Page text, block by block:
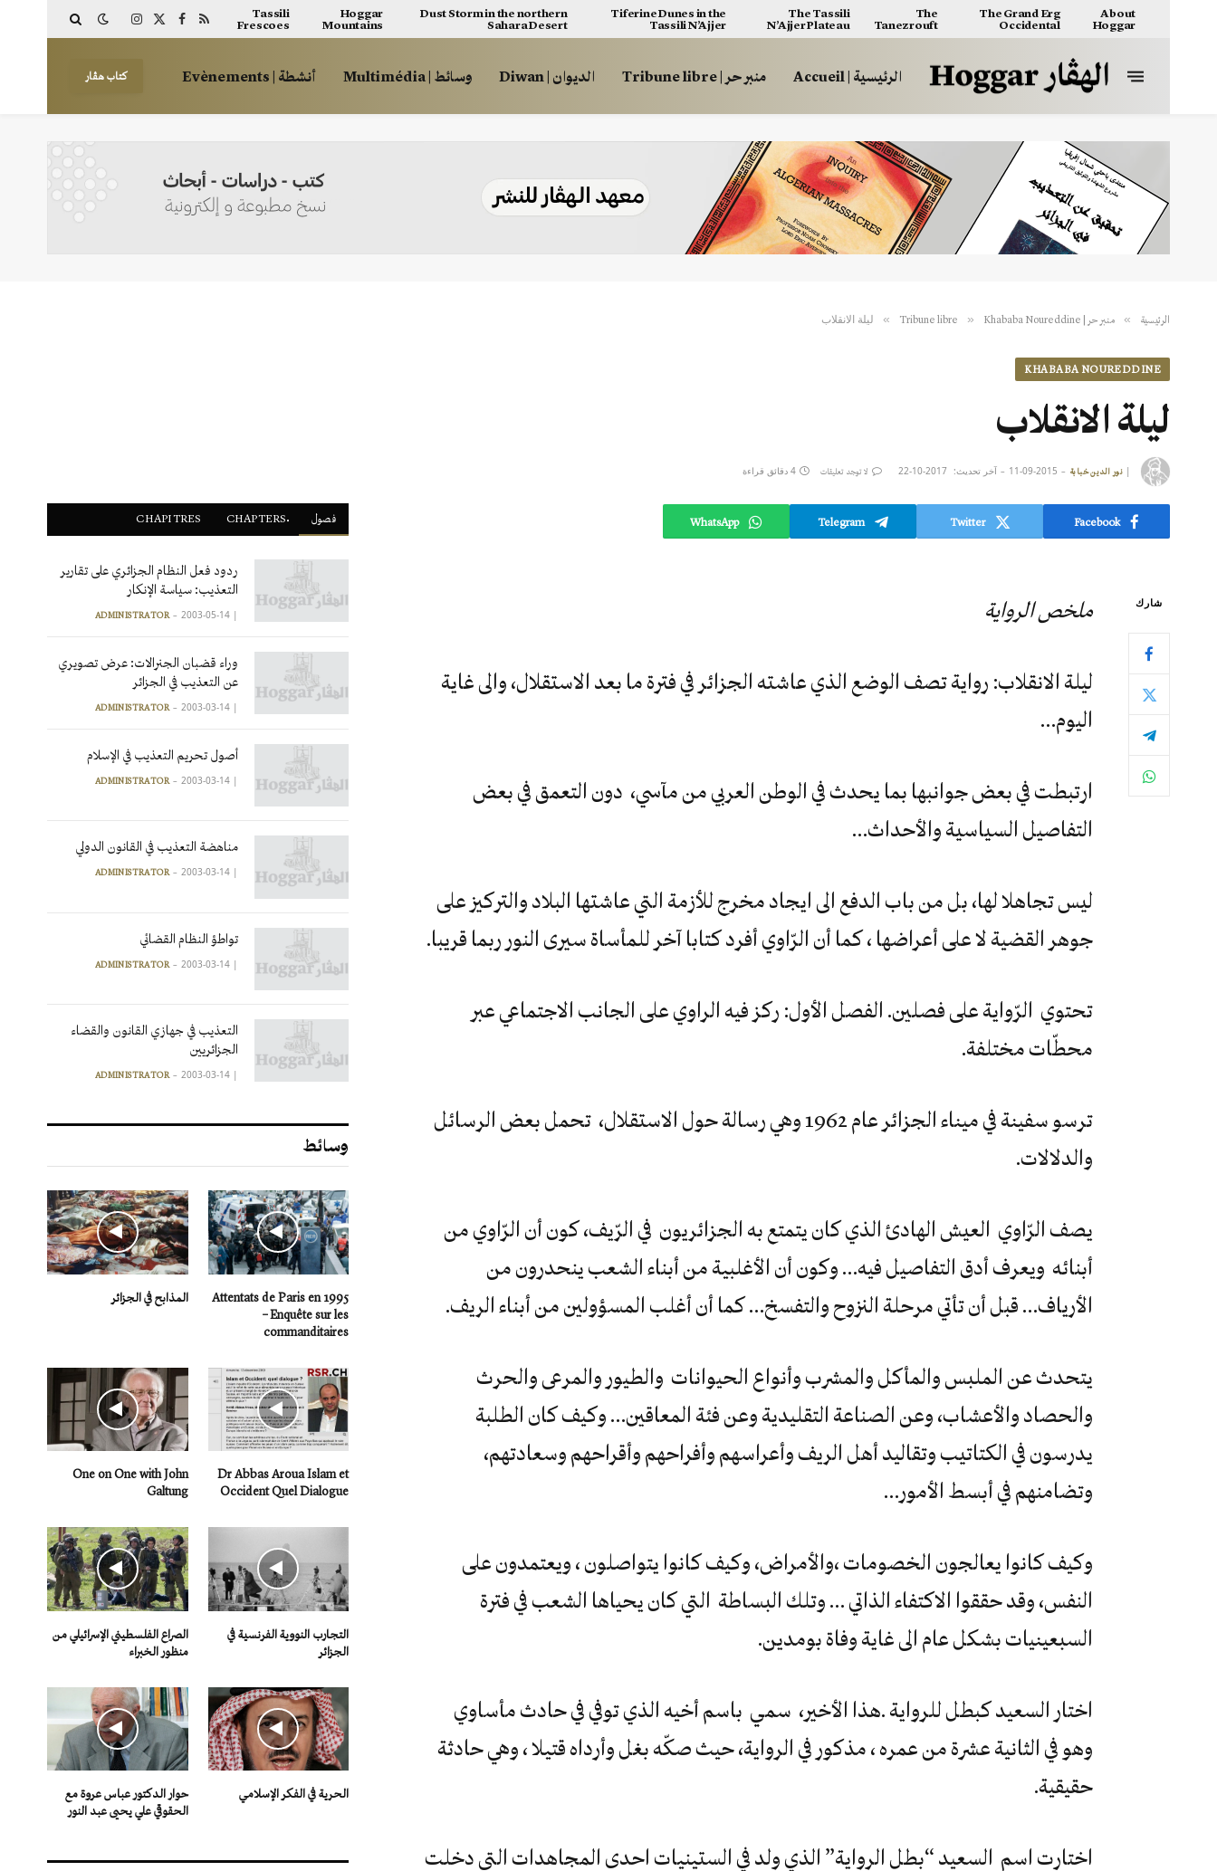
About
Hoggar
The Grand Erg
Occidental
The
Tanezrouft
The Tassili
N’Ajjer Plateau
Tiferine Dunes in the
Tassili N’Ajjer
Dust Storm in the northern
Sahara Desert
Hoggar
Mountains
Tassili
Frescoes
RSS
Facebook
X
Instagram
الرئيسية | Accueil منبر حر | Tribune libre الديوان | Diwan وسائط | Multimédia أنشطة | Evènements كتاب هڤار
الرئيسية » منبر حر | Tribune libre » Khababa Noureddine
» ليلة الانقلاب
KHABABA NOUREDDINE
ليلة الانقلاب
| نور الدين خبابة 2015-09-11 آخر تحديث: 2017-10-22 لا توجد تعليقات 4 دقائق قراءة
Facebook
Twitter
Telegram
WhatsApp
شارك ملخص الرواية
ليلة الانقلاب: رواية تصف الوضع الذي عاشته الجزائر في فترة ما بعد الاستقلال، والى غاية
اليوم…
ارتبطت في بعض جوانبها بما يحدث في الوطن العربي من مآسي، دون التعمق في بعض
التفاصيل السياسية والأحداث…
ليس تجاهلا لها، بل من باب الدفع الى ايجاد مخرج للأزمة التي عاشتها البلاد والتركيز على
جوهر القضية لا على أعراضها ، كما أن الرّاوي أفرد كتابا آخر للمأساة سيرى النور ربما قريبا.
تحتوي الرّواية على فصلين. الفصل الأول: ركز فيه الراوي على الجانب الاجتماعي عبر
محطّات مختلفة.
ترسو سفينة في ميناء الجزائر عام 1962 وهي رسالة حول الاستقلال، تحمل بعض الرسائل
والدلالات.
يصف الرّاوي العيش الهادئ الذي كان يتمتع به الجزائريون في الرّيف، كون أن الرّاوي من
أبنائه ويعرف أدق التفاصيل فيه… وكون أن الأغلبية من أبناء الشعب ينحدرون من
الأرياف… قبل أن تأتي مرحلة النزوح والتفسخ… كما أن أغلب المسؤولين من أبناء الريف.
يتحدث عن الملبس والمأكل والمشرب وأنواع الحيوانات والطيور والمرعى والحرث
والحصاد والأعشاب، وعن الصناعة التقليدية وعن فئة المعاقين… وكيف كان الطلبة
يدرسون في الكتاتيب وتقاليد أهل الريف وأعراسهم وأفراحهم وأقراحهم وسعادتهم،
وتضامنهم في أبسط الأمور…
وكيف كانوا يعالجون الخصومات ،والأمراض، وكيف كانوا يتواصلون ، ويعتمدون على
النفس، وقد حققوا الاكتفاء الذاتي … وتلك البساطة التي كان يحياها الشعب في فترة
السبعينيات بشكل عام الى غاية وفاة بومدين.
اختار السعيد كبطل للرواية .هذا الأخير، سمي باسم أخيه الذي توفي في حادث مأساوي
وهو في الثانية عشرة من عمره ، مذكور في الرواية، حيث صكّه بغل وأرداه قتيلا ، وهي حادثة
حقيقية.
اختارت اسم السعيد “بطل الرواية” الذي ولد في الستينيات احدى المجاهدات التي دخلت
فصول CHAPITRES
ردود فعل النظام الجزائري على تقارير
التعذيب: سياسة الإنكار
|
ADMINISTRATOR 2003-05-14
وراء قضبان الجنرالات: عرض تصويري
عن التعذيب في الجزائر
|
ADMINISTRATOR 2003-03-14
أصول تحريم التعذيب في الإسلام
|
ADMINISTRATOR 2003-03-14
مناهضة التعذيب في القانون الدولي
|
ADMINISTRATOR 2003-03-14
تواطؤ النظام القضائي
|
ADMINISTRATOR 2003-03-14
التعذيب في جهازي القانون والقضاء
الجزائريين
|
ADMINISTRATOR 2003-03-14
وسائط
Attentats de Paris en 1995
– Enquête sur les
commanditaires
المذابح في الجزائر
Dr Abbas Aroua Islam et
Occident Quel Dialogue
One on One with John
Galtung
التجارب النووية الفرنسية في
الجزائر
الصراع الفلسطيني الإسرائيلي من
منظور الخبراء
الحرية في الفكر الإسلامي
حوار الدكتور عباس عروة مع
الحقوقي علي يحيى عبد النور